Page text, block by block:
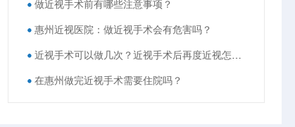
做近视手术前有哪些注意事项？
惠州近视医院：做近视手术会有危害吗？
近视手术可以做几次？近视手术后再度近视怎么办？
在惠州做完近视手术需要住院吗？